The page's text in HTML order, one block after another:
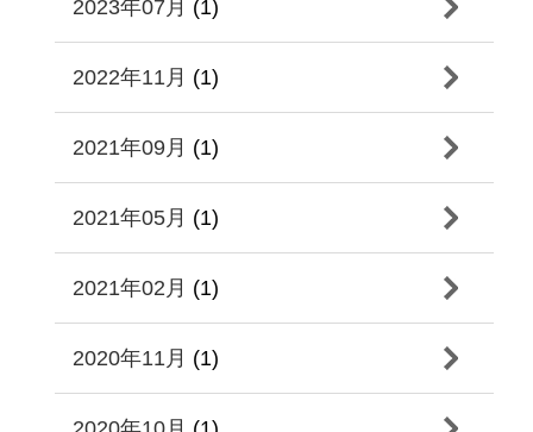
2023年07月 (1)
2022年11月 (1)
2021年09月 (1)
2021年05月 (1)
2021年02月 (1)
2020年11月 (1)